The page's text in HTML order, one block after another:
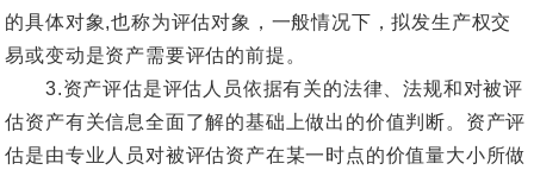
的具体对象,也称为评估对象，一般情况下，拟发生产权交
易或变动是资产需要评估的前提。
3.资产评估是评估人员依据有关的法律、法规和对被评
估资产有关信息全面了解的基础上做出的价值判断。资产评
估是由专业人员对被评估资产在某一时点的价值量大小所做